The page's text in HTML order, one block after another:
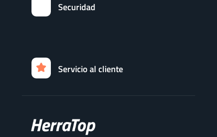
Securidad
Servicio al cliente